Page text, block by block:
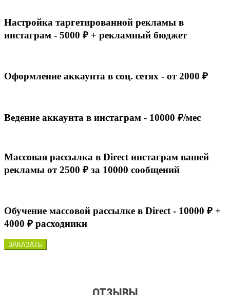
Настройка таргетированной рекламы в
инстаграм - 5000 ₽ + рекламный бюджет
Оформление аккаунта в соц. сетях - от 2000 ₽
Ведение аккаунта в инстаграм - 10000 ₽/мес
Массовая рассылка в Direct инстаграм вашей
рекламы от 2500 ₽ за 10000 сообщений
Обучение массовой рассылке в Direct - 10000 ₽ +
4000 ₽ расходники
ЗАКАЗАТЬ